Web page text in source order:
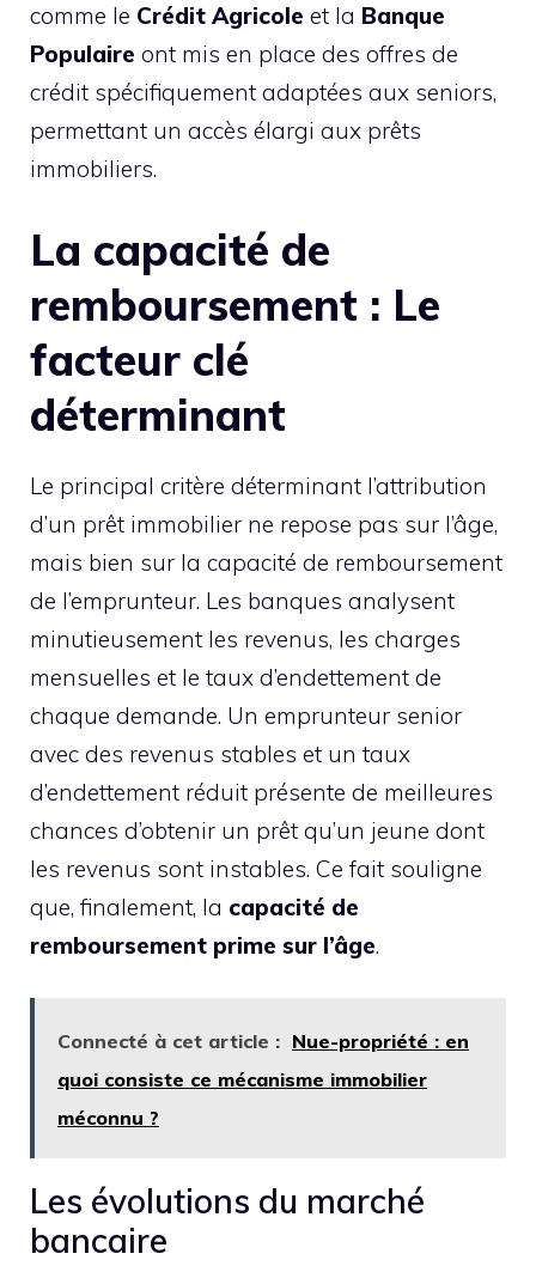
comme le Crédit Agricole et la Banque
Populaire ont mis en place des offres de
crédit spécifiquement adaptées aux seniors,
permettant un accès élargi aux prêts
immobiliers.
La capacité de
remboursement : Le
facteur clé
déterminant
Le principal critère déterminant l’attribution
d’un prêt immobilier ne repose pas sur l’âge,
mais bien sur la capacité de remboursement
de l’emprunteur. Les banques analysent
minutieusement les revenus, les charges
mensuelles et le taux d’endettement de
chaque demande. Un emprunteur senior
avec des revenus stables et un taux
d’endettement réduit présente de meilleures
chances d’obtenir un prêt qu’un jeune dont
les revenus sont instables. Ce fait souligne
que, finalement, la capacité de
remboursement prime sur l’âge.
Connecté à cet article : Nue-propriété : en
quoi consiste ce mécanisme immobilier
méconnu ?
Les évolutions du marché
bancaire